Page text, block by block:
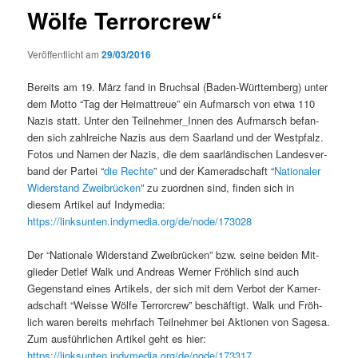
Wölfe Terrorcrew“
Veröffentlicht am29/03/2016
Bere­its am 19. März fand in Bruch­sal (Baden-Würt­tem­berg) unter
dem Mot­to “Tag der Heimat­treue” ein Auf­marsch von etwa 110
Nazis statt. Unter den Teilnehmer_Innen des Auf­marsch befan­
den sich zahlre­iche Nazis aus dem Saar­land und der Westp­falz.
Fotos und Namen der Nazis, die dem saar­ländis­chen Lan­desver­
band der Partei “die Rechte” und der Kam­er­ad­schaft “Nationaler
Wider­stand Zweibrück­en” zu zuord­nen sind, find­en sich in
diesem Artikel auf Indy­media:
https://linksunten.indymedia.org/de/node/173028
Der “Nationale Wider­stand Zweibrück­en” bzw. seine bei­den Mit­
glieder Detlef Walk und Andreas Wern­er Fröh­lich sind auch
Gegen­stand eines Artikels, der sich mit dem Ver­bot der Kam­er­
ad­schaft “Weisse Wölfe Ter­ror­crew” beschäftigt. Walk und Fröh­
lich waren bere­its mehrfach Teil­nehmer bei Aktio­nen von Sage­sa.
Zum aus­führlichen Artikel geht es hier: